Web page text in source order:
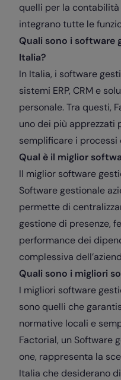
quelli per la contabilità
integrano tutte le
Quali sono i software
Italia?
In Italia, i software
sistemi ERP, CRM e
personale. Tra questi,
uno dei più apprezzati
semplificare i
Qual è il miglior
Il miglior software
Software gestionale
permette di
gestione di presenze,
performance dei
complessiva
Quali sono i migliori
I migliori software
sono quelli che
normative locali e
Factorial, un Software
one, rappresenta la
Italia che desiderano